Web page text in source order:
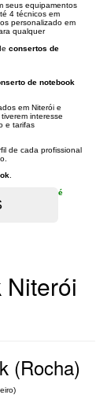
seus equipamentos
4 técnicos em
personalizado em
qualquer
consertos de
de notebook
em Niterói e
interesse
e tarifas
de cada profissional
é
(Rocha)